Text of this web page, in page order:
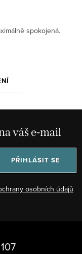
spokojená.
váš e-mail
osobních údajů
PŘIHLÁSIT SE